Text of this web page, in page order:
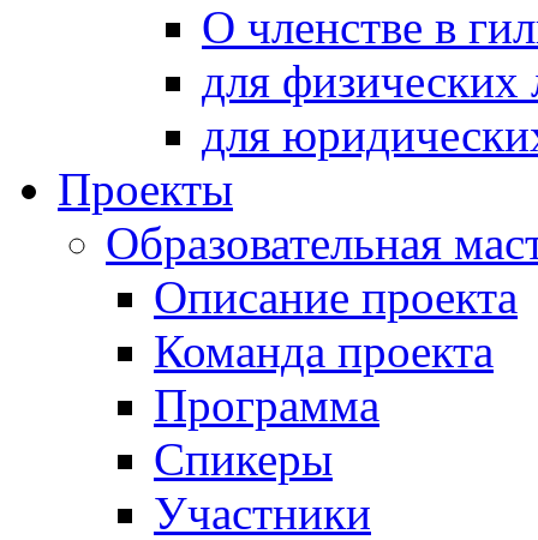
О членстве в
для физических
для
Проекты
Образовательная
Описание проекта
Команда проекта
Программа
Спикеры
Участники